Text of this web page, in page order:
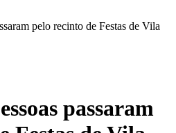
pelo recinto de Festas de Vila
passaram